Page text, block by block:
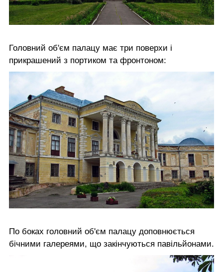
Головний об'єм палацу має три поверхи і
прикрашений з портиком та фронтоном:
По боках головний об'єм палацу доповнюється
бічними галереями, що закінчуються павільйонами.